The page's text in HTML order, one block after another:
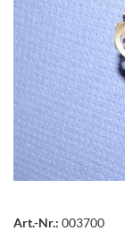
Art.-Nr.: 003700